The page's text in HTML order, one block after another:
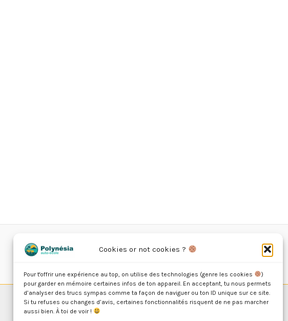
Cookies or not cookies ?
Pour t'offrir une expérience au top, on utilise des technologies (genre les cookies
)
pour garder en mémoire certaines infos de ton appareil. En acceptant, tu nous permets
d’analyser des trucs sympas comme ta façon de naviguer ou ton ID unique sur ce site.
Si tu refuses ou changes d’avis, certaines fonctionnalités risquent de ne pas marcher
aussi bien. À toi de voir !
Facebook TikTok
Made by Maï'a Com